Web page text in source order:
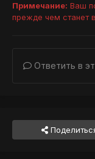
Примечание: Ваш
прежде чем станет
Ответить в